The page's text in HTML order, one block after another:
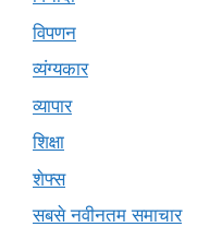
विपणन
व्यंग्यकार
व्यापार
शिक्षा
शेफ्स
सबसे नवीनतम समाचार